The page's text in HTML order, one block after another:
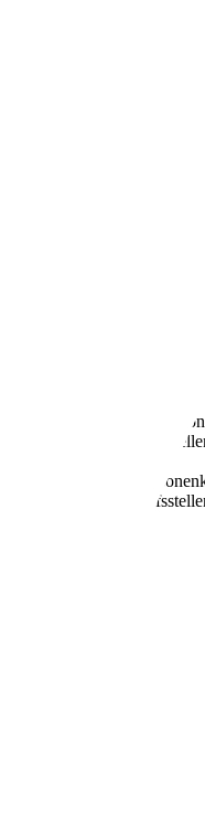
Emissionen neuer
der an allen
neuer
der an allen